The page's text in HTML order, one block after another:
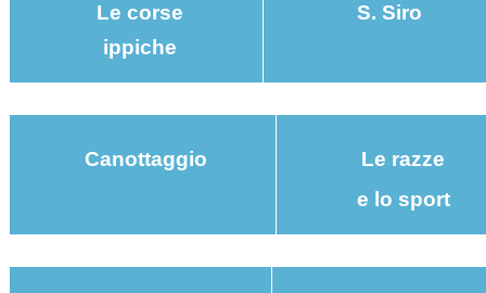
Le corse
ippiche
S. Siro
Canottaggio
Le razze
e lo sport